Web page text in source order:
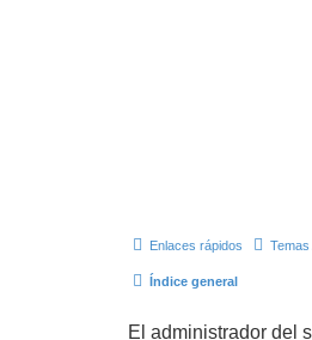
Enlaces rápidos Temas
Índice general
El administrador del